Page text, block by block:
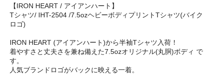
【IRON HEART / アイアンハート】
Tシャツ/ IHT-2504 /7.5ozヘビーボディプリントTシャツ(バイク
ロゴ)
IRON HEART (アイアンハート)から半袖Tシャツ入荷！
着やすさと丈夫さを兼ね備えた7.5ozオリジナル(丸胴)ボディ で
す。
人気ブランドロゴがバックに映える一着。